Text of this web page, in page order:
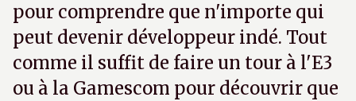
pour comprendre que n'importe qui
peut devenir développeur indé. Tout
comme il suffit de faire un tour à l'E3
ou à la Gamescom pour découvrir que